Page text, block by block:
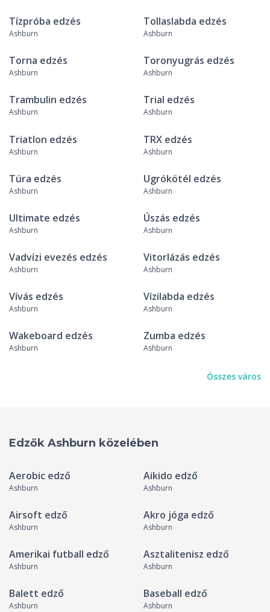
Tízpróba edzés
Ashburn
Tollaslabda edzés
Ashburn
Torna edzés
Ashburn
Toronyugrás edzés
Ashburn
Trambulin edzés
Ashburn
Trial edzés
Ashburn
Triatlon edzés
Ashburn
TRX edzés
Ashburn
Túra edzés
Ashburn
Ugrókötél edzés
Ashburn
Ultimate edzés
Ashburn
Úszás edzés
Ashburn
Vadvízi evezés edzés
Ashburn
Vitorlázás edzés
Ashburn
Vívás edzés
Ashburn
Vízilabda edzés
Ashburn
Wakeboard edzés
Ashburn
Zumba edzés
Ashburn
Összes város
Edzők Ashburn közelében
Aerobic edző
Ashburn
Aikido edző
Ashburn
Airsoft edző
Ashburn
Akro jóga edző
Ashburn
Amerikai futball edző
Ashburn
Asztalitenisz edző
Ashburn
Balett edző
Ashburn
Baseball edző
Ashburn